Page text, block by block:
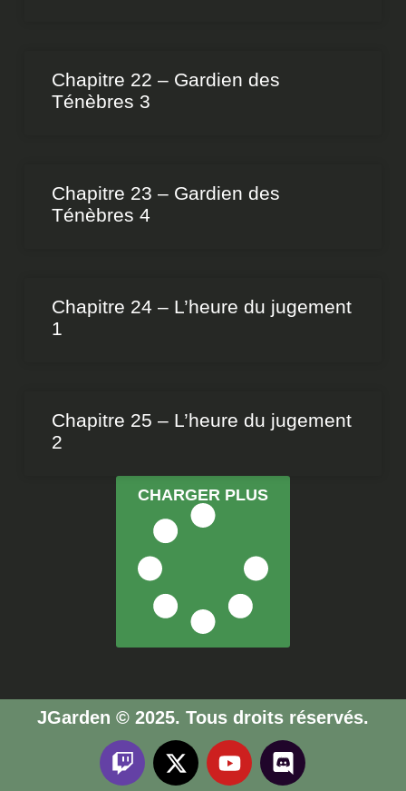
Chapitre 22 – Gardien des
Ténèbres 3
Chapitre 23 – Gardien des
Ténèbres 4
Chapitre 24 – L’heure du jugement
1
Chapitre 25 – L’heure du jugement
2
CHARGER PLUS
JGarden © 2025. Tous droits réservés.